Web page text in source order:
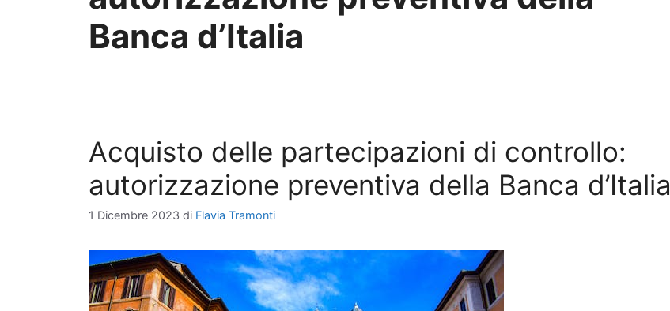
Banca d’Italia
Acquisto delle partecipazioni di controllo:
autorizzazione preventiva della Banca d’Italia
1 Dicembre 2023 di Flavia Tramonti